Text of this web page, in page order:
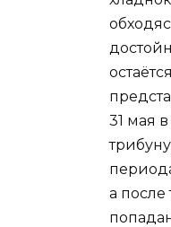
31 мая
а